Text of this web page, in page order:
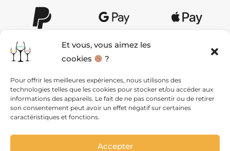
Et vous, vous aimez les
cookies
?
Pour offrir les meilleures expériences, nous utilisons des
technologies telles que les cookies pour stocker et/ou accéder aux
informations des appareils. Le fait de ne pas consentir ou de retirer
son consentement peut avoir un effet négatif sur certaines
caractéristiques et fonctions.
Accepter
QUI SOMMES NOUS ?
VIE PRIVÉE